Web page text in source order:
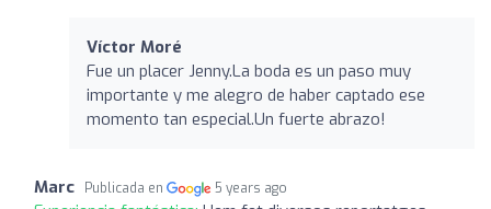
Víctor Moré
Fue un placer Jenny.La boda es un paso muy
importante y me alegro de haber captado ese
momento tan especial.Un fuerte abrazo!
Marc Publicada en 5 years ago